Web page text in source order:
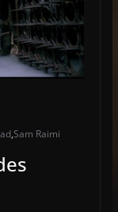
,Sam Raimi